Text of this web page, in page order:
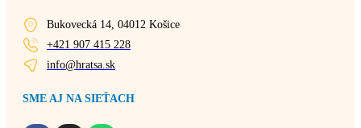
Bukovecká 14, 04012 Košice
+421 907 415 228
info@hratsa.sk
SME AJ NA SIEŤACH